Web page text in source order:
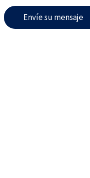
Envíe su mensaje